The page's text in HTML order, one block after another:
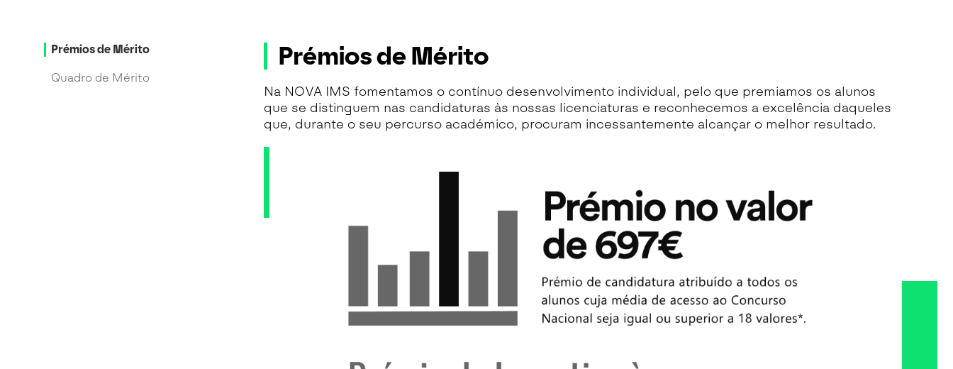
Prémios de Mérito
Quadro de Mérito
Prémios de Mérito
Na NOVA IMS fomentamos o contínuo desenvolvimento individual, pelo que premiamos os alunos
que se distinguem nas candidaturas às nossas licenciaturas e reconhecemos a excelência daqueles
que, durante o seu percurso académico, procuram incessantemente alcançar o melhor resultado.